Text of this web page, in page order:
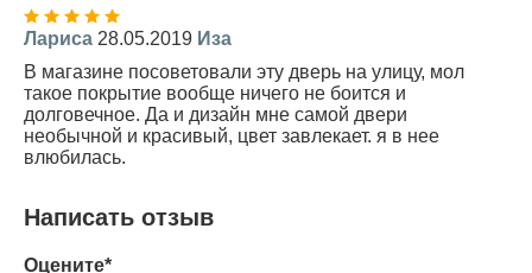
Лариса 28.05.2019 Иза
В магазине посоветовали эту дверь на улицу, мол
такое покрытие вообще ничего не боится и
долговечное. Да и дизайн мне самой двери
необычной и красивый, цвет завлекает. я в нее
влюбилась.
Написать отзыв
Оцените*